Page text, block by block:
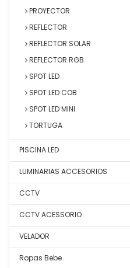
PROYECTOR
REFLECTOR
REFLECTOR SOLAR
REFLECTOR RGB
SPOT LED
SPOT LED COB
SPOT LED MINI
TORTUGA
PISCINA LED
LUMINARIAS ACCESORIOS
CCTV
CCTV ACESSORIO
VELADOR
Ropas Bebe